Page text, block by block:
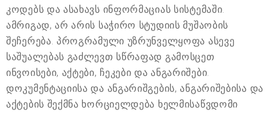
კოდებს და ასახავს ინფორმაციას სისტემაში.
ამრიგად, არ არის საჭირო სტუდიის მუშაობის
შეჩერება. პროგრამული უზრუნველყოფა ასევე
საშუალებას გაძლევთ სწრაფად გამოსცეთ
ინვოისები, აქტები, ჩეკები და ანგარიშები.
დოკუმენტაციისა და ანგარიშგების, ანგარიშებისა და
აქტების შექმნა ხორციელდება ხელმისაწვდომი